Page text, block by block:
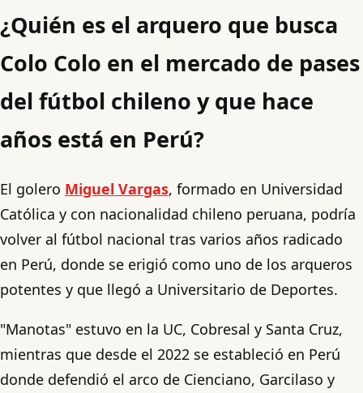
¿Quién es el arquero que busca
Colo Colo en el mercado de pases
del fútbol chileno y que hace
años está en Perú?
El golero Miguel Vargas, formado en Universidad
Católica y con nacionalidad chileno peruana, podría
volver al fútbol nacional tras varios años radicado
en Perú, donde se erigió como uno de los arqueros
potentes y que llegó a Universitario de Deportes.
"Manotas" estuvo en la UC, Cobresal y Santa Cruz,
mientras que desde el 2022 se estableció en Perú
donde defendió el arco de Cienciano, Garcilaso y